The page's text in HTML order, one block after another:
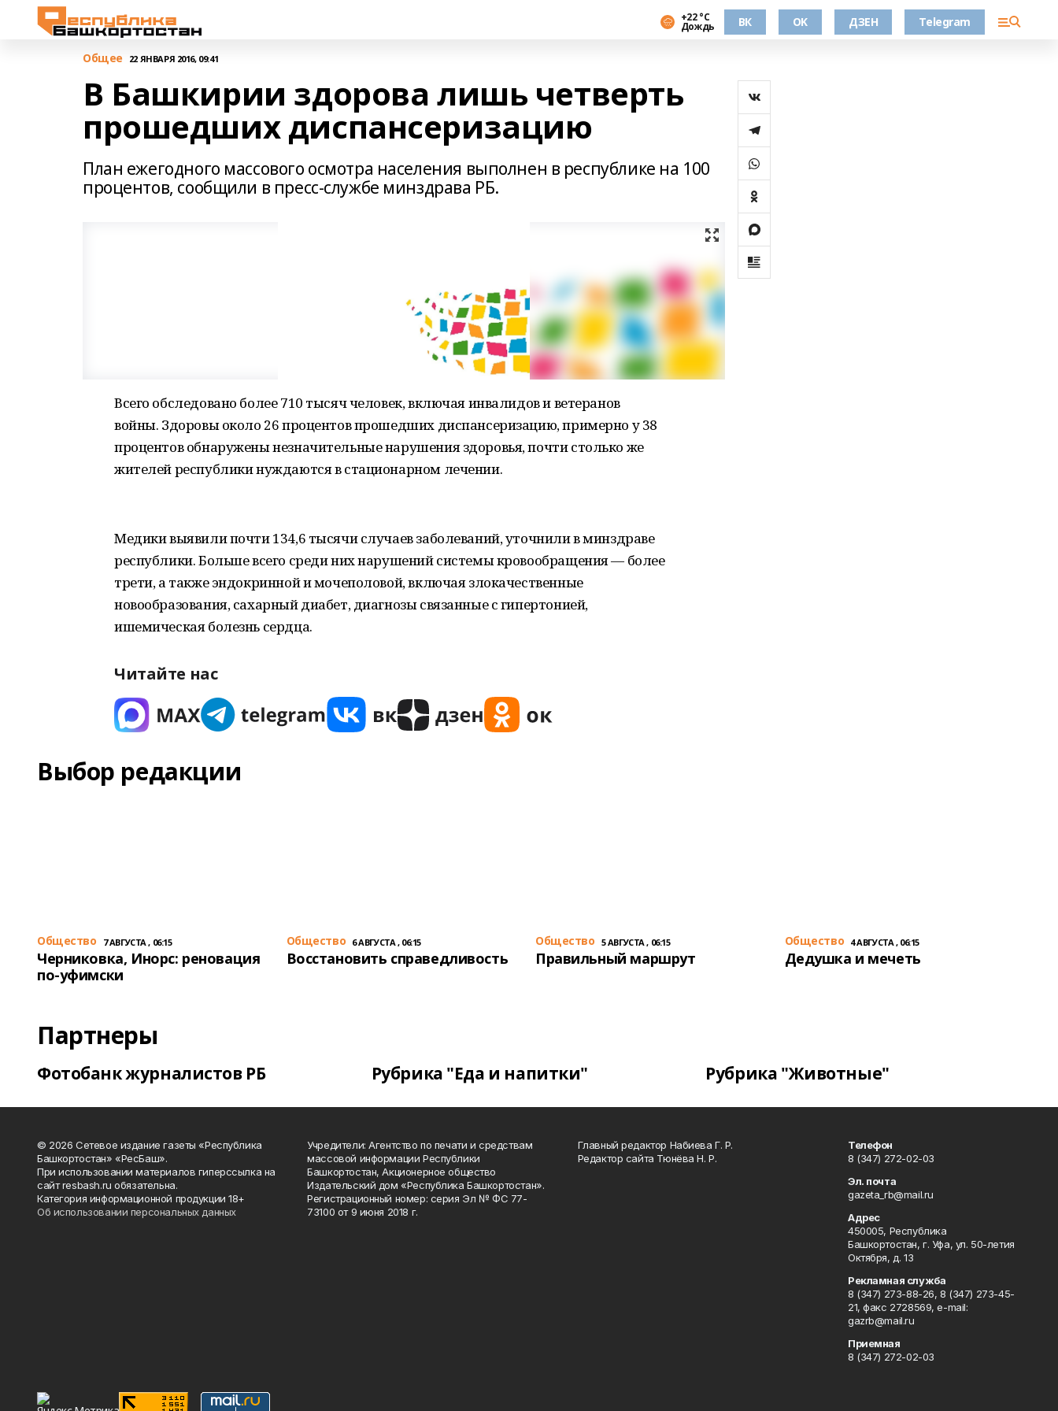
+22 °С
Дождь ВК OK ДЗЕН Telegram
Общее 22 ЯНВАРЯ 2016, 09:41
В Башкирии здорова лишь четверть
прошедших диспансеризацию
План ежегодного массового осмотра населения выполнен в республике на 100
процентов, сообщили в пресс-службе минздрава РБ.
Всего обследовано более 710 тысяч человек, включая инвалидов и ветеранов
войны. Здоровы около 26 процентов прошедших диспансеризацию, примерно у 38
процентов обнаружены незначительные нарушения здоровья, почти столько же
жителей республики нуждаются в стационарном лечении.
Медики выявили почти 134,6 тысячи случаев заболеваний, уточнили в минздраве
республики. Больше всего среди них нарушений системы кровообращения — более
трети, а также эндокринной и мочеполовой, включая злокачественные
новообразования, сахарный диабет, диагнозы связанные с гипертонией,
ишемическая болезнь сердца.
Читайте нас
Выбор редакции
Общество 7 АВГУСТА , 06:15
Черниковка, Инорс: реновация
по-уфимски
Общество 6 АВГУСТА , 06:15
Восстановить справедливость
Общество 5 АВГУСТА , 06:15
Правильный маршрут
Общество 4 АВГУСТА , 06:15
Дедушка и мечеть
Партнеры
Фотобанк журналистов РБ Рубрика "Еда и напитки" Рубрика "Животные"
© 2026 Сетевое издание газеты «Республика
Башкортостан» «РесБаш».
При использовании материалов гиперссылка на
сайт resbash.ru обязательна.
Категория информационной продукции 18+
Об использовании персональных данных
Учредители: Агентство по печати и средствам
массовой информации Республики
Башкортостан, Акционерное общество
Издательский дом «Республика Башкортостан».
Регистрационный номер: серия Эл № ФС 77-
73100 от 9 июня 2018 г.
Главный редактор Набиева Г. Р.
Редактор сайта Тюнёва Н. Р.
Телефон
8 (347) 272-02-03
Эл. почта
gazeta_rb@mail.ru
Адрес
450005, Республика
Башкортостан, г. Уфа, ул. 50-летия
Октября, д. 13
Рекламная служба
8 (347) 273-88-26, 8 (347) 273-45-
21, факс 2728569, e-mail:
gazrb@mail.ru
Приемная
8 (347) 272-02-03